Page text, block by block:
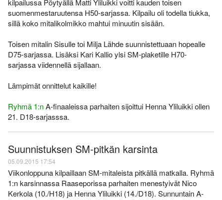
suomenmestaruutensa H50-sarjassa. Kilpailu oli todella tiukka,
sillä koko mitalikolmikko mahtui minuutin sisään.
Toisen mitalin Sisulle toi Milja Lähde suunnistettuaan hopealle
D75-sarjassa. Lisäksi Kari Kallio ylsi SM-plaketille H70-
sarjassa viidennellä sijallaan.
Lämpimät onnittelut kaikille!
Ryhmä 1:nA-finaaleissa parhaiten sijoittui Henna Yliluikki ollen
21. D18-sarjasssa.
Suunnistuksen SM-pitkän karsinta
05.09.2015 17:54
Viikonloppuna kilpaillaan SM-mitaleista pitkällä matkalla. Ryhmä
1:n karsinnassa Raaseporissa parhaiten menestyivät Nico
Kerkola (10./H18) ja Henna Yliluikki (14./D18). Sunnuntain A-